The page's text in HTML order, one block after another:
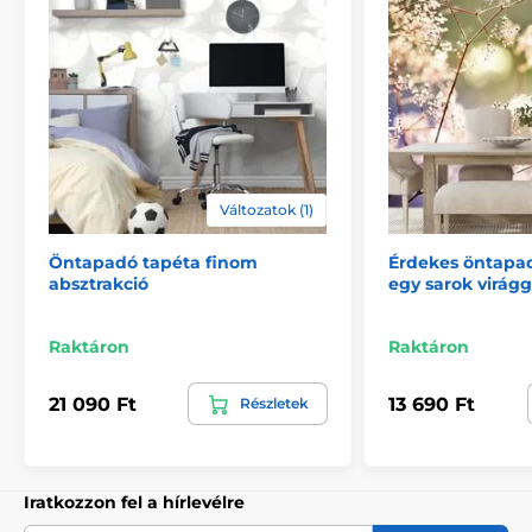
Környezetbarát és egészségkímélő
A nyomtatási technológia környezetkímélő, így a
tapéták bátran használhatók bármely helyiségben. A
felhasznált festékek megfelelnek a szigorú
egészségügyi és környezetvédelmi előírásoknak, és
VOC valamint GREENGUARD GOLD tanúsítvánnyal
rendelkeznek. Tapétáink PVC-mentesek, és a ragasztó
vízbázisú.
Változatok (1)
Öntapadó tapéta finom
absztrakció
Raktáron
21 090 Ft Részletek
Érdekes
egy sarok
Raktáron
13 690 Ft
Iratkozzon fel a hírlevélre